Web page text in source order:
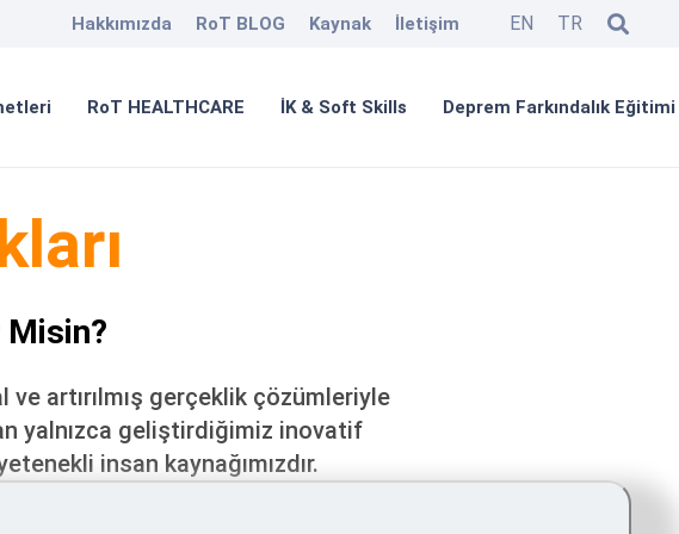
Hakkımızda RoT BLOG Kaynak İletişim EN TR
RoT HEALTHCARE İK & Soft Skills Deprem Farkındalık Eğitimi
Misin?
artırılmış gerçeklik çözümleriyle
yalnızca geliştirdiğimiz inovatif
insan kaynağımızdır.